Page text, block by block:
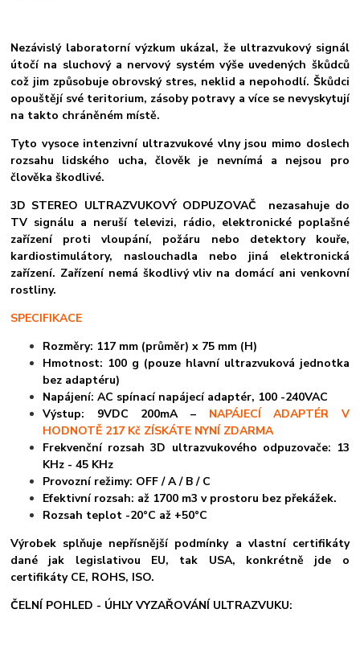
Nezávislý laboratorní výzkum ukázal, že ultrazvukový signál
útočí na sluchový a nervový systém výše uvedených škůdců
což jim způsobuje obrovský stres, neklid a nepohodlí. Škůdci
opouštějí své teritorium, zásoby potravy a více se nevyskytují
na takto chráněném místě.
Tyto vysoce intenzivní ultrazvukové vlny jsou mimo doslech
rozsahu lidského ucha, člověk je nevnímá a nejsou pro
člověka škodlivé.
3D STEREO ULTRAZVUKOVÝ ODPUZOVAČ nezasahuje do
TV signálu a neruší televizi, rádio, elektronické poplašné
zařízení proti vloupání, požáru nebo detektory kouře,
kardiostimulátory, naslouchadla nebo jiná elektronická
zařízení. Zařízení nemá škodlivý vliv na domácí ani venkovní
rostliny.
SPECIFIKACE
Rozměry: 117 mm (průměr) x 75 mm (H)
Hmotnost: 100 g (pouze hlavní ultrazvuková jednotka
bez adaptéru)
Napájení: AC spínací napájecí adaptér, 100 -240VAC
Výstup: 9VDC 200mA – NAPÁJECÍ ADAPTÉR V
HODNOTĚ 217 Kč ZÍSKÁTE NYNÍ ZDARMA
Frekvenční rozsah 3D ultrazvukového odpuzovače: 13
KHz - 45 KHz
Provozní režimy: OFF / A / B / C
Efektivní rozsah: až 1700 m3 v prostoru bez překážek.
Rozsah teplot -20°C až +50°C
Výrobek splňuje nepřísnější podmínky a vlastní certifikáty
dané jak legislativou EU, tak USA, konkrétně jde o
certifikáty CE, ROHS, ISO.
ČELNÍ POHLED - ÚHLY VYZAŘOVÁNÍ ULTRAZVUKU: